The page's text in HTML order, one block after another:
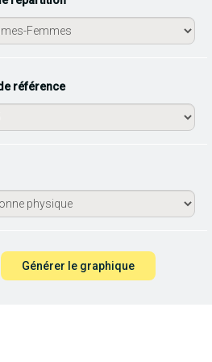
référence
Générer le graphique